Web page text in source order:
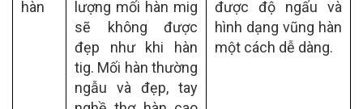
hàn
lượng mối hàn mig
sẽ không được
đẹp như khi hàn
tig. Mối hàn thường
ngẫu và đẹp, tay
được độ ngấu và
hình dạng vũng hàn
một cách dễ dàng.